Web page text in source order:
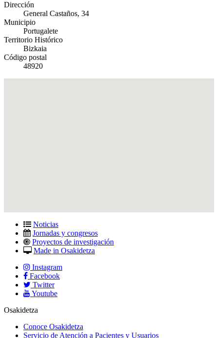
Dirección
General Castaños, 34
Municipio
Portugalete
Territorio Histórico
Bizkaia
Código postal
48920
Noticias
Jornadas y congresos
Proyectos de investigación
Made in Osakidetza
Instagram
Facebook
Twitter
Youtube
Osakidetza
Conoce Osakidetza
Servicio de Atención a Pacientes y Usuarios